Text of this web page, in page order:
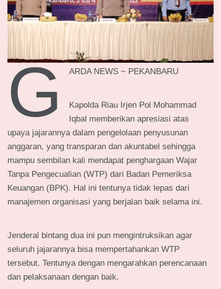
G ARDA NEWS ~ PEKANBARU
Kapolda Riau Irjen Pol Mohammad
Iqbal memberikan apresiasi atas
upaya jajarannya dalam pengelolaan penyusunan
anggaran, yang transparan dan akuntabel sehingga
mampu sembilan kali mendapat penghargaan Wajar
Tanpa Pengecualian (WTP) dari Badan Pemeriksa
Keuangan (BPK). Hal ini tentunya tidak lepas dari
manajemen organisasi yang berjalan baik selama ini.
Jenderal bintang dua ini pun mengintruksikan agar
seluruh jajarannya bisa mempertahankan WTP
tersebut. Tentunya dengan mengarahkan perencanaan
dan pelaksanaan dengan baik.